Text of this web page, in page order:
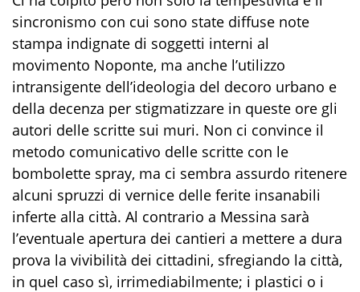
sincronismo con cui sono state diffuse note
stampa indignate di soggetti interni al
movimento Noponte, ma anche l’utilizzo
intransigente dell’ideologia del decoro urbano e
della decenza per stigmatizzare in queste ore gli
autori delle scritte sui muri. Non ci convince il
metodo comunicativo delle scritte con le
bombolette spray, ma ci sembra assurdo ritenere
alcuni spruzzi di vernice delle ferite insanabili
inferte alla città. Al contrario a Messina sarà
l’eventuale apertura dei cantieri a mettere a dura
prova la vivibilità dei cittadini, sfregiando la città,
in quel caso sì, irrimediabilmente; i plastici o i